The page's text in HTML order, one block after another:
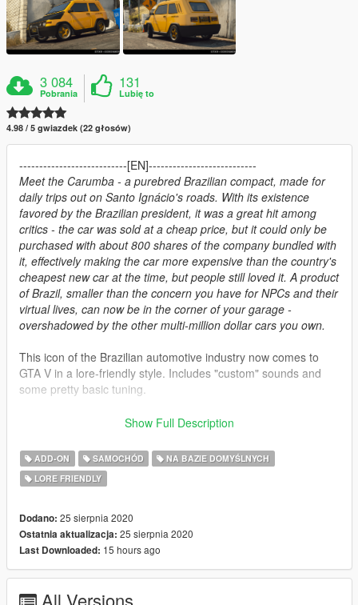
3 084
Pobrania
131
Lubię to
4.98 / 5 gwiazdek (22 głosów)
---------------------------[EN]---------------------------
Meet the Carumba - a purebred Brazilian compact, made for
daily trips out on Santo Ignácio's roads. With its existence
favored by the Brazilian president, it was a great hit among
critics - the car was sold at a cheap price, but it could only be
purchased with about 800 shares of the company bundled with
it, effectively making the car more expensive than the country's
cheapest new car at the time, but people still loved it. A product
of Brazil, smaller than the concern you have for NPCs and their
virtual lives, can now be in the corner of your garage -
overshadowed by the other multi-million dollar cars you own.
This icon of the Brazilian automotive industry now comes to
GTA V in a lore-friendly style. Includes "custom" sounds and
some pretty basic tuning.
-Rockstar Games: Shared bits
-Eddlm: Handling data
-Valante Luize Sushi
manga Star🟊Screamers, it's awesome)
-GuywiththeJordan1s: Description, pictures
Install Instructions
-Put the "spcarumba" folder in mods\update\x64\dlcpacks
-Add this line -> dlcpacks:\spcarumba\ to the dlclist.xml
Show Full Description
ADD-ON SAMOCHÓD
NA BAZIE DOMYŚLNYCH
LORE FRIENDLY
Dodano: 25 sierpnia 2020
Ostatnia aktualizacja: 25 sierpnia 2020
Last Downloaded: 15 hours ago
All Versions